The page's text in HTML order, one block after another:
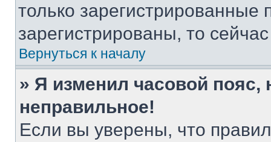
только
зарегистрированы, то
Вернуться к началу
» Я изменил часовой пояс,
неправильное!
Если вы уверены, что